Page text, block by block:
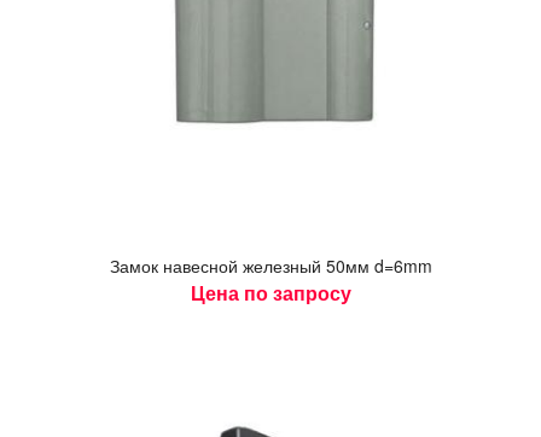
За­мок на­вес­ной же­лез­ный 50мм d=6mm
Цена по запросу